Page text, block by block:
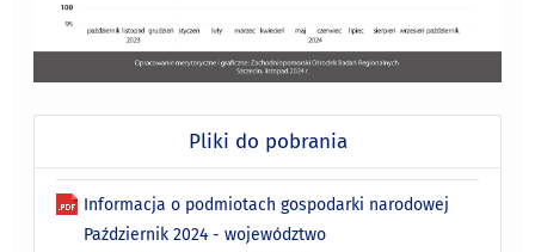
Pliki do pobrania
Informacja o podmiotach gospodarki narodowej
Październik 2024 - województwo